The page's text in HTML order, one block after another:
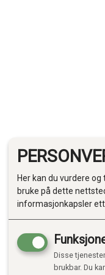
Her kan du vurdere
bruke på dette
informasjonkapsler
Disse
brukbar. Du